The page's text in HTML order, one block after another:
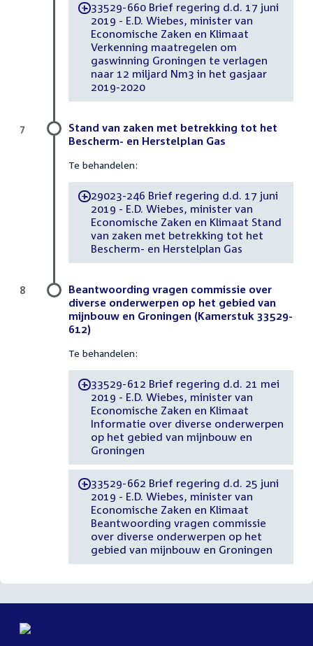
-33529-660 Brief regering d.d. 17 juni
2019 - E.D. Wiebes, minister van
Economische Zaken en Klimaat
Verkenning maatregelen om
gaswinning Groningen te verlagen
naar 12 miljard Nm3 in het gasjaar
2019-2020
Stand van zaken met betrekking tot het
Bescherm- en Herstelplan Gas
Te behandelen:
-29023-246 Brief regering d.d. 17 juni
2019 - E.D. Wiebes, minister van
Economische Zaken en Klimaat Stand
van zaken met betrekking tot het
Bescherm- en Herstelplan Gas
7
Beantwoording vragen commissie over
diverse onderwerpen op het gebied van
mijnbouw en Groningen (Kamerstuk 33529-
612)
Te behandelen:
-33529-612 Brief regering d.d. 21 mei
2019 - E.D. Wiebes, minister van
Economische Zaken en Klimaat
Informatie over diverse onderwerpen
op het gebied van mijnbouw en
Groningen
-33529-662 Brief regering d.d. 25 juni
2019 - E.D. Wiebes, minister van
Economische Zaken en Klimaat
Beantwoording vragen commissie
over diverse onderwerpen op het
gebied van mijnbouw en Groningen
8